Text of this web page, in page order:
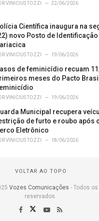
VINICIUS TOZZI 22/06/2026
Científica inaugura na
novo Posto de Identificação
VINICIUS TOZZI 19/06/2026
de feminicídio recuam
meses do Pacto
VINICIUS TOZZI 19/06/2026
Municipal recupera
de furto e roubo após
Eletrônico
VINICIUS TOZZI 18/06/2026
VOLTAR AO TOPO
Vozes Comunicações - Todos
reservados.